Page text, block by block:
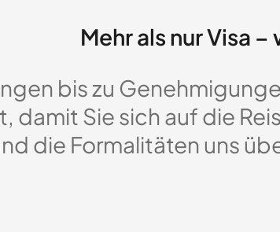
Mehr als nur Visa
bis zu
damit Sie sich auf die
die Formalitäten uns